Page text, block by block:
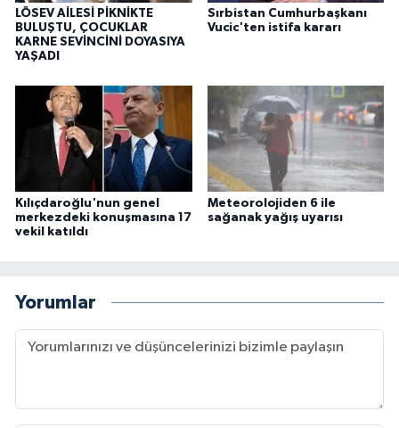
LÖSEV AİLESİ PİKNİKTE
BULUŞTU, ÇOCUKLAR
KARNE SEVİNCİNİ DOYASIYA
YAŞADI
Sırbistan Cumhurbaşkanı
Vucic'ten istifa kararı
Kılıçdaroğlu'nun genel
merkezdeki konuşmasına 17
vekil katıldı
Meteorolojiden 6 ile
sağanak yağış uyarısı
Yorumlar